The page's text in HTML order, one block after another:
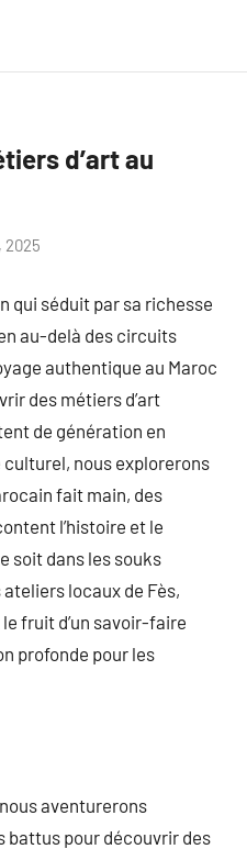
d’art au
2025
qui séduit par sa richesse
au-delà des circuits
authentique au Maroc
des métiers d’art
de génération en
nous explorerons
fait main, des
l’histoire et le
soit dans les souks
locaux de Fès,
fruit d’un savoir-faire
profonde pour les
aventurerons
battus pour découvrir des